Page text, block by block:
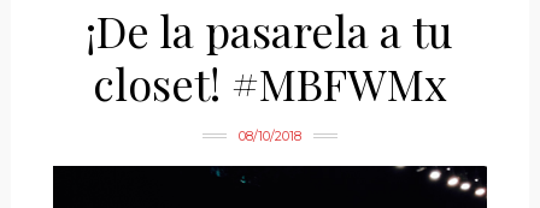
¡De la pasarela a tu
closet! #MBFWMx
08/10/2018